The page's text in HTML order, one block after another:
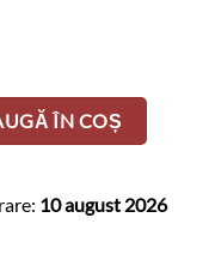
MERISOARE LA
ÎN COȘ
10 august 2026